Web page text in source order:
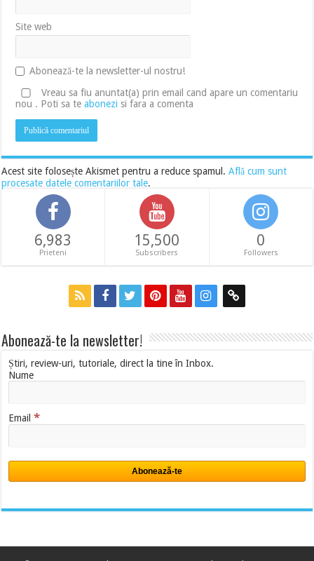
Site web
Abonează-te la newsletter-ul nostru!
Vreau sa fiu anuntat(a) prin email cand apare un comentariu
nou . Poti sa teabonezi si fara a comenta
Acest site folosește Akismet pentru a reduce spamul.Află cum sunt
procesate datele comentariilor tale.
6,983
Prieteni
15,500
Subscribers
0
Followers
Abonează-te la newsletter!
Știri, review-uri, tutoriale, direct la tine în Inbox.
Nume
Email*